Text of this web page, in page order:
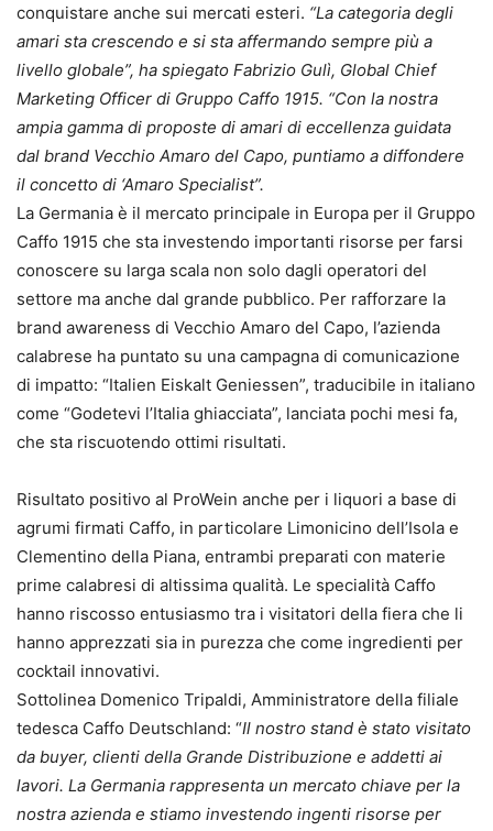
conquistare anche sui mercati esteri. “La categoria degli
amari sta crescendo e si sta affermando sempre più a
livello globale”, ha spiegato Fabrizio Gulì, Global Chief
Marketing Officer di Gruppo Caffo 1915. “Con la nostra
ampia gamma di proposte di amari di eccellenza guidata
dal brand Vecchio Amaro del Capo, puntiamo a diffondere
il concetto di ‘Amaro Specialist”.
La Germania è il mercato principale in Europa per il Gruppo
Caffo 1915 che sta investendo importanti risorse per farsi
conoscere su larga scala non solo dagli operatori del
settore ma anche dal grande pubblico. Per rafforzare la
brand awareness di Vecchio Amaro del Capo, l’azienda
calabrese ha puntato su una campagna di comunicazione
di impatto: “Italien Eiskalt Geniessen”, traducibile in italiano
come “Godetevi l’Italia ghiacciata”, lanciata pochi mesi fa,
che sta riscuotendo ottimi risultati.
Risultato positivo al ProWein anche per i liquori a base di
agrumi firmati Caffo, in particolare Limonicino dell’Isola e
Clementino della Piana, entrambi preparati con materie
prime calabresi di altissima qualità. Le specialità Caffo
hanno riscosso entusiasmo tra i visitatori della fiera che li
hanno apprezzati sia in purezza che come ingredienti per
cocktail innovativi.
Sottolinea Domenico Tripaldi, Amministratore della filiale
tedesca Caffo Deutschland: “Il nostro stand è stato visitato
da buyer, clienti della Grande Distribuzione e addetti ai
lavori. La Germania rappresenta un mercato chiave per la
nostra azienda e stiamo investendo ingenti risorse per